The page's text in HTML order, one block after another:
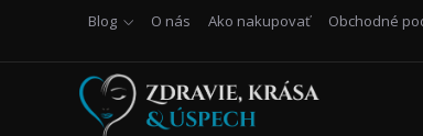
Blog O nás Ako nakupovať Obchodné